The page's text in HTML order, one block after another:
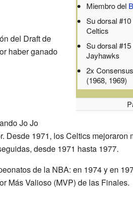
Miembro del
Su dorsal
Celtics
Su dorsal
Jayhawks
2x
(1968, 1969)
del Draft de
haber ganado
Jo Jo
1971, los Celtics mejoraron
desde 1971 hasta 1977.
de la NBA: en 1974 y en
Más Valioso (MVP) de las Finales.